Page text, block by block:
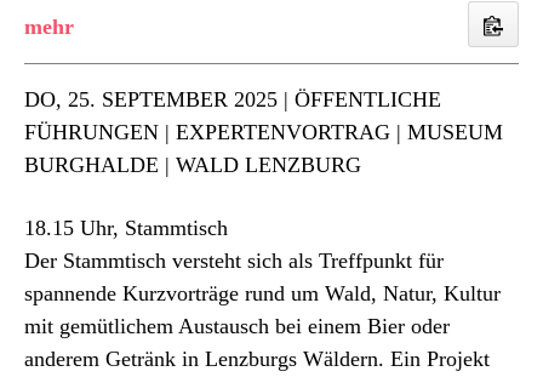
DO, 25. SEPTEMBER 2025 | ÖFFENTLICHE
FÜHRUNGEN | EXPERTENVORTRAG | MUSEUM
BURGHALDE | WALD LENZBURG
18.15 Uhr, Stammtisch
Der Stammtisch versteht sich als Treffpunkt für
spannende Kurzvorträge rund um Wald, Natur, Kultur
mit gemütlichem Austausch bei einem Bier oder
anderem Getränk in Lenzburgs Wäldern. Ein Projekt